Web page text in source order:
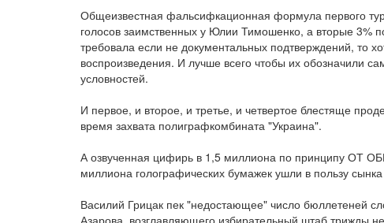
Общеизвестная фальсифкационная формула первого
голосов заимственных у Юлии Тимошенко, а вторые 3%
требовала если не документальных подтверждений, то
воспроизведения. И лучше всего чтобы их обозначили
условностей.
И первое, и второе, и третье, и четвертое блестяще
время захвата полиграфкомбината "Украина".
А озвученная цифирь в 1,5 миллиона по принципу ОТ
миллиона голографических бумажек ушли в пользу
Василий Грицак пек "недостающее" число бюллетеней
Азарова, возглавляющего избирательный штаб трижды